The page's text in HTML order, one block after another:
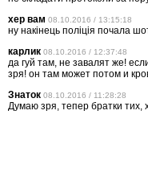
хер вам 08.10.2016 / 13:15:18
ну накінець поліція почала
карлик 08.10.2016 / 12:37:48
да гуй там, не завалят же!
зря! он там может потом и
Знаток 08.10.2016 / 11:28:28
Думаю зря, тепер братки тих,